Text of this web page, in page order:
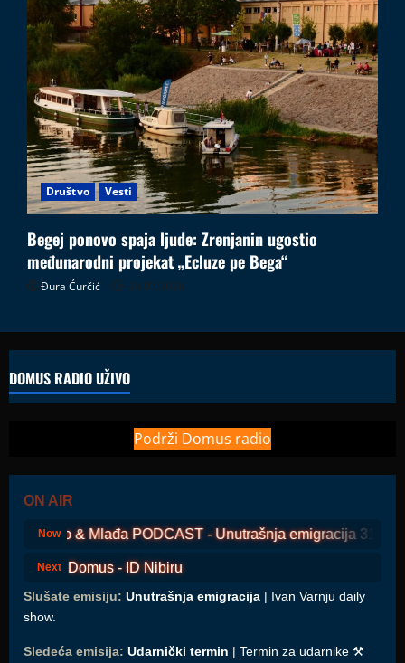
Društvo Vesti
Begej ponovo spaja ljude: Zrenjanin ugostio
međunarodni projekat „Ecluze pe Bega“
Đura Ćurčić 26.07.2026
DOMUS RADIO UŽIVO
Podrži Domus radio
ON AIR
Now
Daško & Mlađa PODCAST - Unutrašnja emigracija 317
Next Domus - ID Nibiru
Slušate emisiju: Unutrašnja emigracija | Ivan Varnju daily
show.
Sledeća emisija: Udarnički termin | Termin za udarnike ⚒️